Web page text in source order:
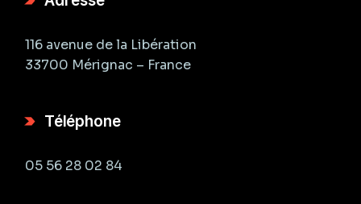
116 avenue de la Libération
33700 Mérignac – France
Téléphone
05 56 28 02 84